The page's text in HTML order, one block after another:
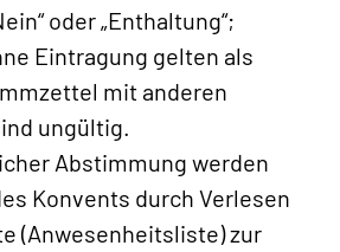
oder „Enthaltung“;
Eintragung gelten als
mit anderen
ungültig.
Abstimmung werden
Konvents durch Verlesen
(Anwesenheitsliste) zur